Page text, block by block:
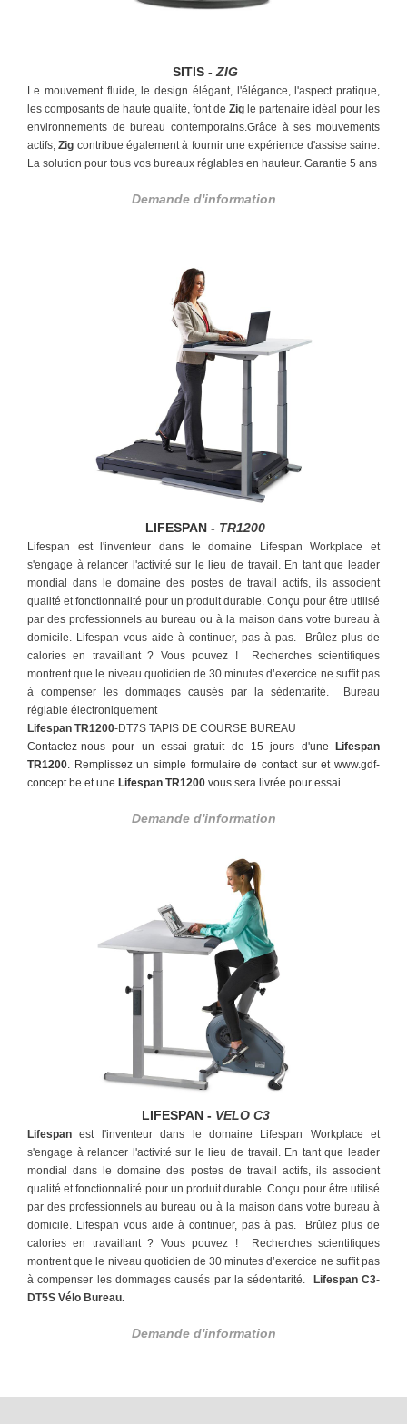
SITIS - ZIG
Le mouvement fluide, le design élégant, l'élégance, l'aspect pratique,
les composants de haute qualité, font de Zig le partenaire idéal pour les
environnements de bureau contemporains.Grâce à ses mouvements
actifs,Zig contribue également à fournir une expérience d'assise saine.
La solution pour tous vos bureaux réglables en hauteur. Garantie 5 ans
Demande d'information
LIFESPAN - TR1200
Lifespan est l'inventeur dans le domaine Lifespan Workplace et
s'engage à relancer l'activité sur le lieu de travail. En tant que leader
mondial dans le domaine des postes de travail actifs, ils associent
qualité et fonctionnalité pour un produit durable. Conçu pour être utilisé
par des professionnels au bureau ou à la maison dans votre bureau à
domicile. Lifespan vous aide à continuer, pas à pas. Brûlez plus de
calories en travaillant ? Vous pouvez !
Recherches scientifiques
montrent que le niveau quotidien de 30 minutes d’exercice ne suffit pas
à compenser les dommages causés par la sédentarité. Bureau
réglable électroniquement
Lifespan TR1200-DT7S TAPIS DE COURSE BUREAU
Contactez-nous pour un essai gratuit de 15 jours d'une Lifespan
TR1200. Remplissez un simple formulaire de contact sur et www.gdf-
concept.be et une Lifespan TR1200 vous sera livrée pour essai.
Demande d'information
LIFESPAN - VELO C3
Lifespan est l'inventeur dans le domaine Lifespan Workplace et
s'engage à relancer l'activité sur le lieu de travail. En tant que leader
mondial dans le domaine des postes de travail actifs, ils associent
qualité et fonctionnalité pour un produit durable. Conçu pour être utilisé
par des professionnels au bureau ou à la maison dans votre bureau à
domicile. Lifespan vous aide à continuer, pas à pas. Brûlez plus de
calories en travaillant ? Vous pouvez !
Recherches scientifiques
montrent que le niveau quotidien de 30 minutes d’exercice ne suffit pas
à compenser les dommages causés par la sédentarité. LifespanC3-
DT5S Vélo Bureau.
Demande d'information